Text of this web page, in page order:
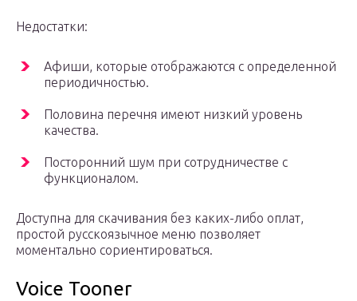
Недостатки:
Афиши, которые отображаются с определенной
периодичностью.
Половина перечня имеют низкий уровень
качества.
Посторонний шум при сотрудничестве с
функционалом.
Доступна для скачивания без каких-либо оплат,
простой русскоязычное меню позволяет
моментально сориентироваться.
Voice Tooner